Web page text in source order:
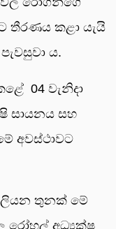
තීරණය කළා යැයි
ය.
04 වැනිදා
සායනය සහ
අවස්ථාවට
තුනක් මේ
රෝහල් අධ්‍යක්ෂ